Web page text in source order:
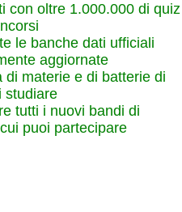
con oltre 1.000.000 di quiz
le banche dati ufficiali
aggiornate
di materie e di batterie di
studiare
tutti i nuovi bandi di
puoi partecipare